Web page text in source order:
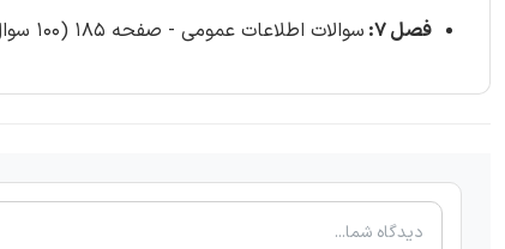
فصل 7:
سوالات اطلاعات عمومی - صفحه 185 (100 سوال)